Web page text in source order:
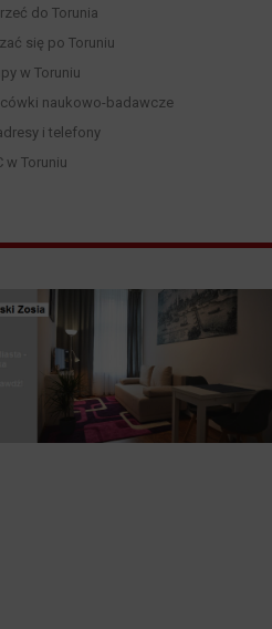
do Torunia
się po Toruniu
w Toruniu
naukowo-badawcze
i telefony
w Toruniu